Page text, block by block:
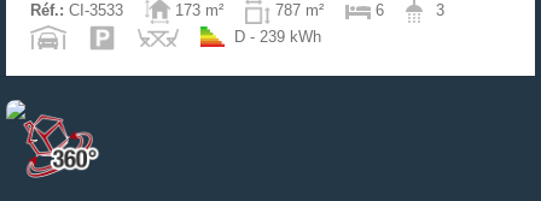
Réf.: CI-3533 173 m² 787 m² 6
3
D - 239 kWh